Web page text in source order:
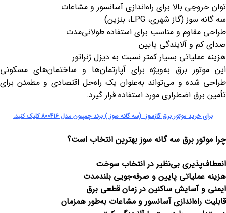
توان خروجی بالا برای راه‌اندازی آسانسور و مشاعات
سه گانه سوز (گاز شهری، LPG، بنزین)
طراحی مقاوم و مناسب برای استفاده طولانی‌مدت
صدای کم و آلایندگی پایین
هزینه عملیاتی بسیار کمتر نسبت به دیزل ژنراتور
این موتور برق به‌ویژه برای آپارتمان‌ها و ساختمان‌های مسکونی
طراحی شده و می‌تواند به‌عنوان یک راه‌حل اقتصادی و مطمئن برای
تأمین برق اضطراری مورد استفاده قرار گیرد.
برای خرید موتور برق گازسوز (سه گانه سوز ) برند چمپیون مدل 800416 کلیک کنید.
چرا موتور برق سه گانه سوز بهترین انتخاب است؟
انعطاف‌پذیری بی‌نظیر در انتخاب سوخت
هزینه عملیاتی پایین و صرفه‌جویی بلندمدت
ایمنی و آسایش ساکنین در زمان قطعی برق
قابلیت راه‌اندازی آسانسور و مشاعات به‌طور همزمان